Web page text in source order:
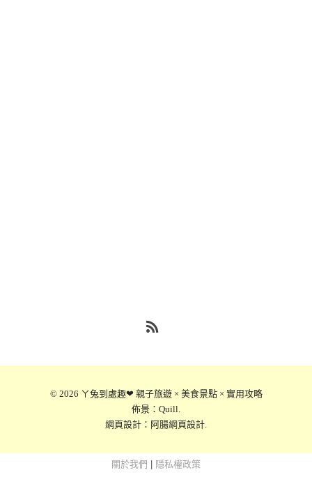
© 2026 ㄚ兔到處趣❤ 親子旅遊 × 美食景點 × 實用攻略
佈景： Quill.
網頁設計： 阿腸網頁設計.
關於我們 隱私權政策